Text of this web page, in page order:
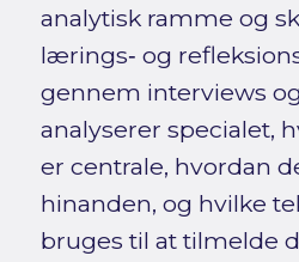
analytisk ramme og
lærings‑ og
gennem interviews
analyserer specialet,
er centrale, hvordan
hinanden, og hvilke
bruges til at tilmelde